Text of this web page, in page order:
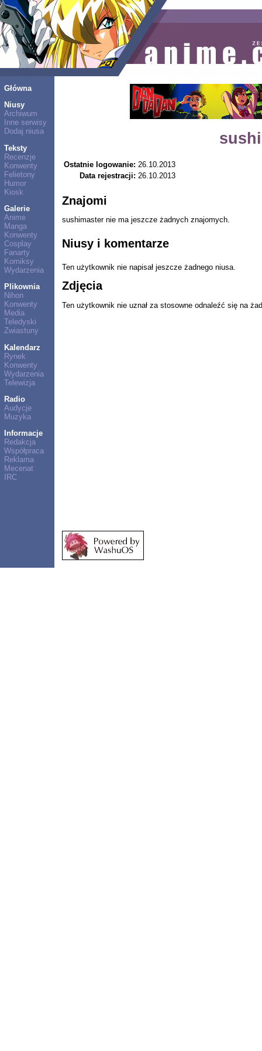
Główna
Niusy
Archiwum
Inne serwisy
Dodaj niusa
Teksty
Recenzje
Konwenty
Felietony
Humor
Kiosk
Galerie
Anime
Manga
Konwenty
Cosplay
Fanarty
Komiksy
Wydarzenia
Plikownia
Nihon
Konwenty
Media
Teledyski
Zwiastuny
Kalendarz
Rynek
Konwenty
Wydarzenia
Telewizja
Radio
Audycje
Muzyka
Informacje
Redakcja
Współpraca
Reklama
Mecenat
IRC
Ostatnie logowanie: 26.10.2013
Data rejestracji: 26.10.2013
Znajomi
sushimaster nie ma jeszcze żadnych znajomych.
Niusy i komentarze
Ten użytkownik nie napisał jeszcze żadnego niusa.
Zdjęcia
Ten użytkownik nie uznał za stosowne odnaleźć się na